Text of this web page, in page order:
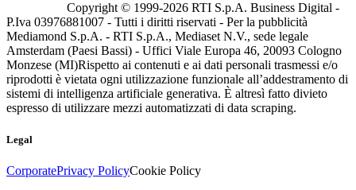
Copyright © 1999-2026 RTI S.p.A. Business Digital -
P.Iva 03976881007 - Tutti i diritti riservati - Per la pubblicità
Mediamond S.p.A. - RTI S.p.A., Mediaset N.V., sede legale
Amsterdam (Paesi Bassi) - Uffici Viale Europa 46, 20093 Cologno
Monzese (MI)Rispetto ai contenuti e ai dati personali trasmessi e/o
riprodotti è vietata ogni utilizzazione funzionale all’addestramento di
sistemi di intelligenza artificiale generativa. È altresì fatto divieto
espresso di utilizzare mezzi automatizzati di data scraping.
Legal
CorporatePrivacy PolicyCookie Policy